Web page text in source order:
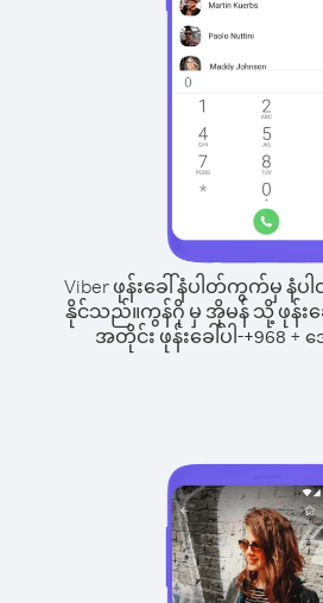
Viber ဖုန်းခေါ်နံပါတ်ကွက်မှ နံပ
နိုင်သည်။ကွန်ဂို မှ အိုမန် သို့ ဖုန်း
အတိုင်း ဖုန်းခေါ်ပါ-+968+ ဒ